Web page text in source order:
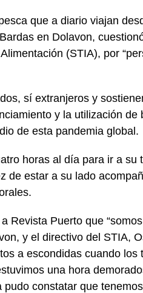
que a diario viajan
en Dolavon,
(STIA), por
sí extranjeros y
y la utilización
de esta pandemia global.
horas al día para ir a su
de estar a su lado
Revista Puerto que
y el directivo del STIA,
a escondidas cuando
una hora
constatar que